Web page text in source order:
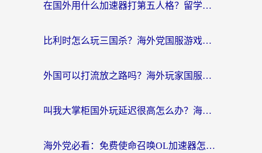
在国外用什么加速器打第五人格？留学生亲测：这6个功能才是关键！
比利时怎么玩三国杀？海外党国服游戏加速器终极指南（附问道CODOL优化方案）
外国可以打流放之路吗？海外玩家国服游戏畅玩终极指南（附实测推荐）
叫我大掌柜国外玩延迟很高怎么办？海外党亲测的国服游戏加速全攻略
海外党必看：免费使命召唤OL加速器怎么选？3个国服游戏加速痛点一次性解决